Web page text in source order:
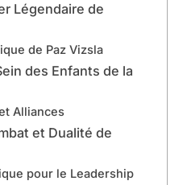
Légendaire de
de Paz Vizsla
des Enfants de la
Alliances
et Dualité de
pour le Leadership